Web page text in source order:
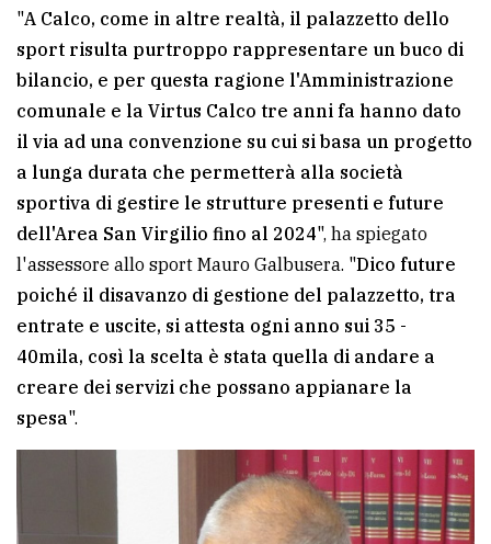
PRIVACY
Privacy
Cookie
policy
"A Calco, come in altre realtà, il palazzetto dello
sport risulta purtroppo rappresentare un buco di
bilancio, e per questa ragione l'Amministrazione
comunale e la Virtus Calco tre anni fa hanno dato
il via ad una convenzione su cui si basa un progetto
a lunga durata che permetterà alla società
sportiva di gestire le strutture presenti e future
dell'Area San Virgilio fino al 2024", ha spiegato
l'assessore allo sport Mauro Galbusera. "Dico future
poiché il disavanzo di gestione del palazzetto, tra
entrate e uscite, si attesta ogni anno sui 35 -
40mila, così la scelta è stata quella di andare a
creare dei servizi che possano appianare la
spesa".